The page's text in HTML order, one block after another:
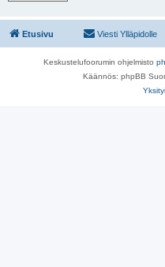
Etusivu Viesti Ylläpidolle
Keskustelufoorumin ohjelmisto
Käännös: phpBB